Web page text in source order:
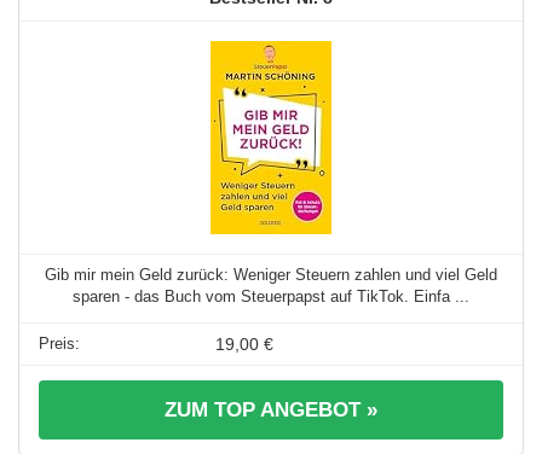
Gib mir mein Geld zurück: Weniger Steuern zahlen und viel Geld
sparen - das Buch vom Steuerpapst auf TikTok. Einfa ...
19,00 €
ZUM TOP ANGEBOT »